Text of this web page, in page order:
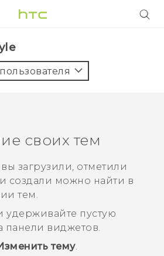
своих тем
загрузили, отметили
создали можно найти в
тем.
удерживайте пустую
панели виджетов.
тему.